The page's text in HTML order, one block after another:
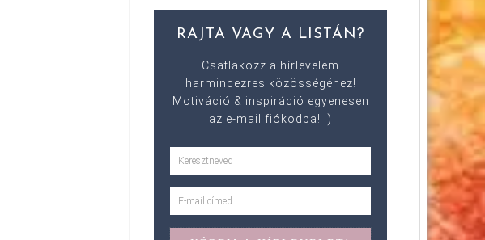
RAJTA VAGY A LISTÁN?
Csatlakozz a hírlevelem
harmincezres közösségéhez!
Motiváció & inspiráció egyenesen
az e-mail fiókodba! :)